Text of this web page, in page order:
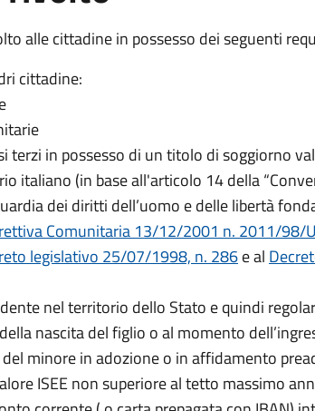
alle cittadine in possesso dei seguenti
cittadine:
terzi in possesso di un titolo di soggiorno
italiano (in base all'articolo 14 della
dei diritti dell’uomo e delle libertà
Comunitaria 13/12/2001 n. 2011/98/
legislativo 25/07/1998, n. 286e al
nel territorio dello Stato e quindi
nascita del figlio o al momento
minore in adozione o in affidamento
ISEE non superiore al tetto massimo